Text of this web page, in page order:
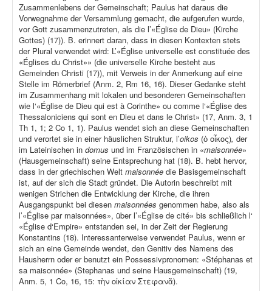
Zusammenlebens der Gemeinschaft; Paulus hat daraus die
Vorwegnahme der Versammlung gemacht, die aufgerufen wurde,
vor Gott zusammenzutreten, als die l’«Église de Dieu» (Kirche
Gottes) (17)). B. erinnert daran, dass in diesen Kontexten stets
der Plural verwendet wird: L’«Église universelle est constituée des
«Églises du Christ»» (die universelle Kirche besteht aus
Gemeinden Christi (17)), mit Verweis in der Anmerkung auf eine
Stelle im Römerbrief (Anm. 2, Rm 16, 16). Dieser Gedanke steht
im Zusammenhang mit lokalen und besonderen Gemeinschaften
wie l‘«Église de Dieu qui est à Corinthe» ou comme l‘«Église des
Thessaloniciens qui sont en Dieu et dans le Christ» (17, Anm. 3, 1
Th 1, 1; 2 Co 1, 1). Paulus wendet sich an diese Gemeinschaften
und verortet sie in einer häuslichen Struktur, l’oikos (ὁ οἶκος), der
im Lateinischen in domus und im Französischen in «maisonnée»
(Hausgemeinschaft) seine Entsprechung hat (18). B. hebt hervor,
dass in der griechischen Welt maisonnée die Basisgemeinschaft
ist, auf der sich die Stadt gründet. Die Autorin beschreibt mit
wenigen Strichen die Entwicklung der Kirche, die ihren
Ausgangspunkt bei diesen maisonnées genommen habe, also als
l’«Église par maisonnées», über l’«Église de cité» bis schließlich l‘
«Église d‘Empire» entstanden sei, in der Zeit der Regierung
Konstantins (18). Interessanterweise verwendet Paulus, wenn er
sich an eine Gemeinde wendet, den Genitiv des Namens des
Hausherrn oder er benutzt ein Possessivpronomen: «Stéphanas et
sa maisonnée» (Stephanas und seine Hausgemeinschaft) (19,
Anm. 5, 1 Co, 16, 15: τὴν οἰκίαν Στεφανᾶ).